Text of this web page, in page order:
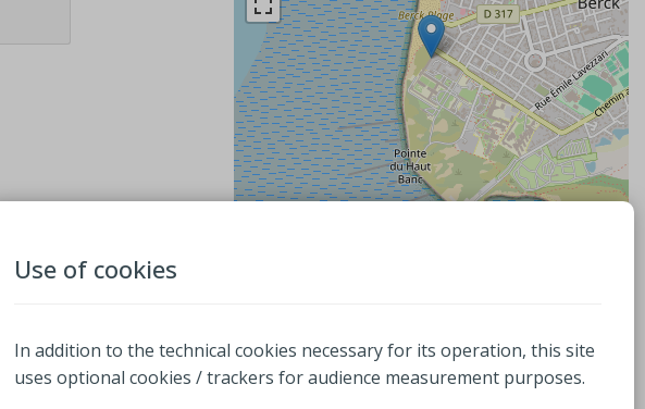
2 Avenue Saint Exupéry Bat Alteia
Use of cookies
In addition to the technical cookies necessary for its operation, this site
uses optional cookies / trackers for audience measurement purposes.